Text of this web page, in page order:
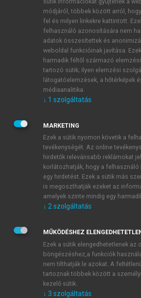
ÚJ FIÓK LÉTREHOZÁSA
1 óra díjmentes hozzáférés
E-MAIL-CÍM
JELSZÓ
JELSZÓ ÚJRA
Kérek értesítést a MeRSZ
Kérek értesítést az Akadémiai Kiadó
Adatkezelési tájékoztatóban
veszem és elfogadom.
Általános vásárlási feltételeket,
mersz.huoldalak
tudomásul veszem és elfogadom.
módjáról, többek között arról,
fel és milyen linkekre kattintott.
felhasználó azonosítására nem
adatok összesítettek és
weboldal funkcióinak javítása.
harmadik féltől származó
tartozó sütik; ilyen elemzési
látogatóelemzések, a hőtérképek
médiaanalitika.
↓ 1 szolgáltatás
MARKETING
Ezek a sütik nyomon követik a
tevékenységét. Az online
hirdetők relevánsabb reklámokat
korlátozhatják, hogy a
egy hirdetést. Ezek a sütik más
is megoszthatják ezeket az
amelyek szinte mindig egy
↓ 2 szolgáltatás
MŰKÖDÉSHEZ
Ezek a sütik elengedhetetlenek az
böngészéshez,a funkciók
nem tilthatják le azokat. A
tartoznak többek között a
kezelő sütik.
↓ 3 szolgáltatás